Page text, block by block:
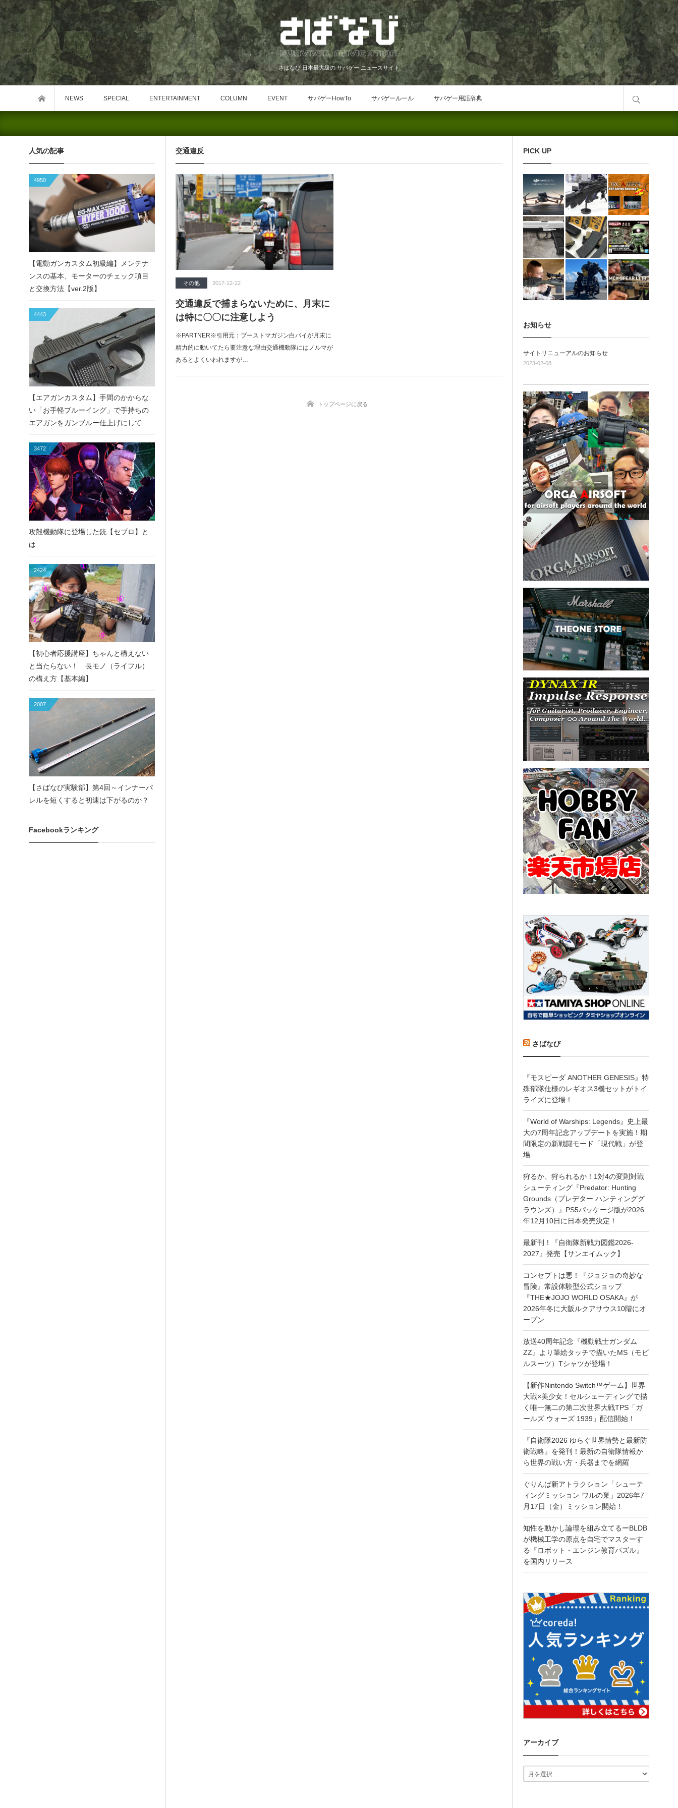
さばなび 日本最大級の サバゲー ニュースサイト
NEWS SPECIAL ENTERTAINMENT COLUMN EVENT サバゲーHowTo サバゲールール サバゲー用語辞典
交通違反
その他 2017-12-22
交通違反で捕まらないために、月末に
は特に〇〇に注意しよう
※PARTNER※引用元：ブーストマガジン白バイが月末に
精力的に動いてたら要注意な理由交通機動隊にはノルマが
あるとよくいわれますが…
トップページに戻る
人気の記事
4950
【電動ガンカスタム初級編】メンテナ
ンスの基本、モーターのチェック項目
と交換方法【ver.2版】
4443
【エアガンカスタム】手間のかからな
い「お手軽ブルーイング」で手持ちの
エアガンをガンブルー仕上げにしてみ
3472
攻殻機動隊に登場した銃【セブロ】と
は
2424
【初心者応援講座】ちゃんと構えない
と当たらない！ 長モノ（ライフル）
の構え方【基本編】
2007
【さばなび実験部】第4回～インナーバ
レルを短くすると初速は下がるのか？
Facebookランキング
PICK UP
お知らせ
サイトリニューアルのお知らせ
2023-02-08
さばなび
『モスピーダ ANOTHER GENESIS』特
殊部隊仕様のレギオス3機セットがトイ
ライズに登場！
『World of Warships: Legends』史上最
大の7周年記念アップデートを実施！期
間限定の新戦闘モード「現代戦」が登
場
狩るか、狩られるか！1対4の変則対戦
シューティング『Predator: Hunting
Grounds（プレデター ハンティンググ
ラウンズ）』PS5パッケージ版が2026
年12月10日に日本発売決定！
最新刊！『自衛隊新戦力図鑑2026-
2027』発売【サンエイムック】
コンセプトは悪！『ジョジョの奇妙な
冒険』常設体験型公式ショップ
『THE★JOJO WORLD OSAKA』が
2026年冬に大阪ルクアサウス10階にオ
ープン
放送40周年記念『機動戦士ガンダム
ZZ』より筆絵タッチで描いたMS（モビ
ルスーツ）Tシャツが登場！
【新作Nintendo Switch™ゲーム】世界
大戦×美少女！セルシェーディングで描
く唯一無二の第二次世界大戦TPS「ガ
ールズ ウォーズ 1939」配信開始！
『自衛隊2026 ゆらぐ世界情勢と最新防
衛戦略』を発刊！最新の自衛隊情報か
ら世界の戦い方・兵器までを網羅
ぐりんぱ新アトラクション「シューテ
ィングミッション ワルの巣」2026年7
月17日（金）ミッション開始！
知性を動かし論理を組み立てるーBLDB
が機械工学の原点を自宅でマスターす
る『ロボット・エンジン教育パズル』
を国内リリース
アーカイブ